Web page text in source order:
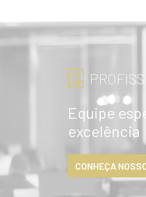
Equipe
excelência
CONHEÇA